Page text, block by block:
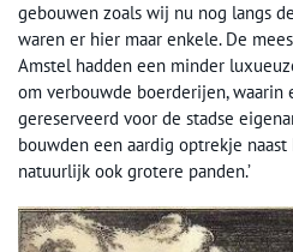
gebouwen zoals wij nu nog langs
waren er hier maar enkele. De
Amstel hadden een minder
om verbouwde boerderijen, waarin
gereserveerd voor de stadse
bouwden een aardig optrekje
natuurlijk ook grotere panden.’